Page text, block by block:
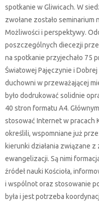
spotkanie w Gliwicach. W
zwołane zostało seminarium
Możliwości i perspektywy.
poszczególnych diecezji
na spotkanie przyjechało 75
Światowej Pajęczynie i
duchowni w przeważającej
było dodrukować solidnie
40 stron formatu A4.
stosować Internet w pracach
określili, wspomniane już
kierunki działania związane
ewangelizacji. Są nimi
źródeł nauki Kościoła,
i wspólnot oraz stosowanie
była i jest potrzeba